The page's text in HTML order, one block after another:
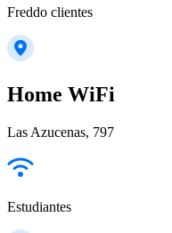
Freddo clientes
Home WiFi
Las Azucenas, 797
Estudiantes